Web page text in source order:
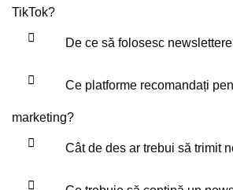
TikTok?
De ce să folosesc
Ce platforme recomandați
marketing?
Cât de des ar trebui să trimit